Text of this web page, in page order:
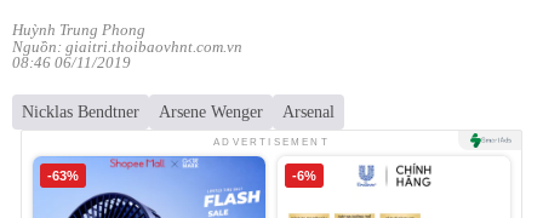
Huỳnh Trung Phong
Nguồn: giaitri.thoibaovhnt.com.vn
08:46 06/11/2019
Nicklas Bendtner Arsene Wenger Arsenal
ADVERTISEMENT
-63% -6%